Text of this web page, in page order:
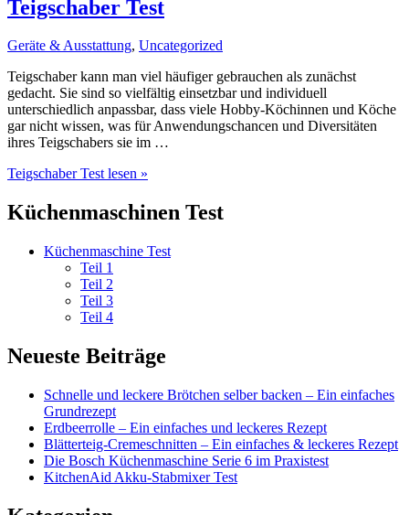
Teigschaber Test
Geräte & Ausstattung, Uncategorized
Teigschaber kann man viel häufiger gebrauchen als zunächst
gedacht. Sie sind so vielfältig einsetzbar und individuell
unterschiedlich anpassbar, dass viele Hobby-Köchinnen und Köche
gar nicht wissen, was für Anwendungschancen und Diversitäten
ihres Teigschabers sie im …
Teigschaber Testlesen »
Küchenmaschinen Test
Küchenmaschine Test
Teil 1
Teil 2
Teil 3
Teil 4
Neueste Beiträge
Schnelle und leckere Brötchen selber backen – Ein einfaches
Grundrezept
Erdbeerrolle – Ein einfaches und leckeres Rezept
Blätterteig-Cremeschnitten – Ein einfaches & leckeres Rezept
Die Bosch Küchenmaschine Serie 6 im Praxistest
KitchenAid Akku-Stabmixer Test